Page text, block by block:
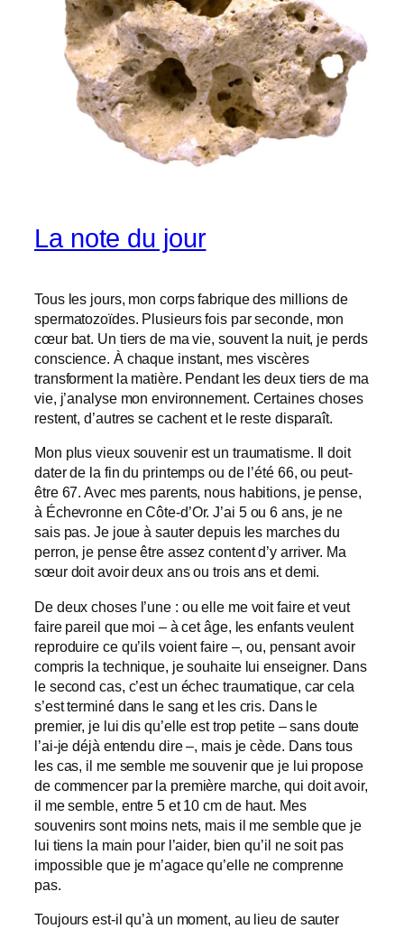
La note du jour
Tous les jours, mon corps fabrique des millions de
spermatozoïdes. Plusieurs fois par seconde, mon
cœur bat. Un tiers de ma vie, souvent la nuit, je perds
conscience. À chaque instant, mes viscères
transforment la matière. Pendant les deux tiers de ma
vie, j’analyse mon environnement. Certaines choses
restent, d’autres se cachent et le reste disparaît.
Mon plus vieux souvenir est un traumatisme. Il doit
dater de la fin du printemps ou de l’été 66, ou peut-
être 67. Avec mes parents, nous habitions, je pense,
à Échevronne en Côte-d’Or. J’ai 5 ou 6 ans, je ne
sais pas. Je joue à sauter depuis les marches du
perron, je pense être assez content d’y arriver. Ma
sœur doit avoir deux ans ou trois ans et demi.
De deux choses l’une : ou elle me voit faire et veut
faire pareil que moi – à cet âge, les enfants veulent
reproduire ce qu’ils voient faire –, ou, pensant avoir
compris la technique, je souhaite lui enseigner. Dans
le second cas, c’est un échec traumatique, car cela
s’est terminé dans le sang et les cris. Dans le
premier, je lui dis qu’elle est trop petite – sans doute
l’ai-je déjà entendu dire –, mais je cède. Dans tous
les cas, il me semble me souvenir que je lui propose
de commencer par la première marche, qui doit avoir,
il me semble, entre 5 et 10 cm de haut. Mes
souvenirs sont moins nets, mais il me semble que je
lui tiens la main pour l’aider, bien qu’il ne soit pas
impossible que je m’agace qu’elle ne comprenne
pas.
Toujours est-il qu’à un moment, au lieu de sauter